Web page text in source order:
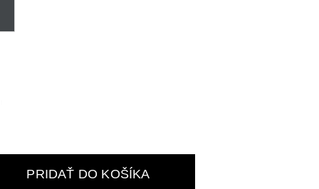
PRIDAŤ DO KOŠÍKA